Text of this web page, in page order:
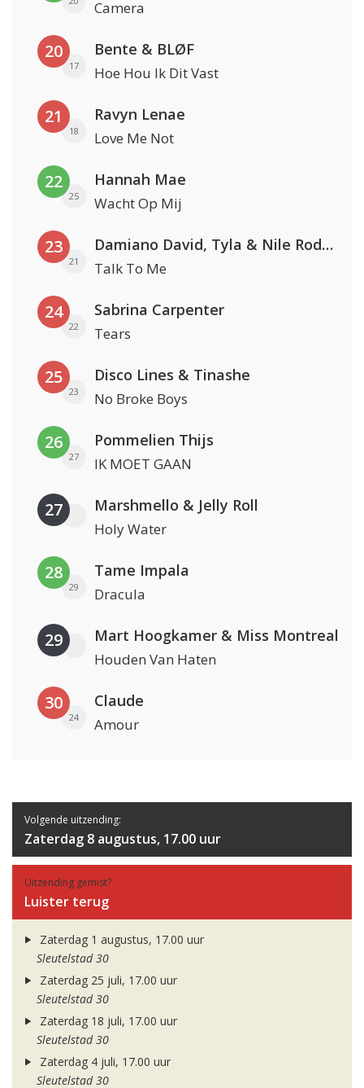
Camera
20
17
Bente & BLØF
Hoe Hou Ik Dit Vast
21
18
Ravyn Lenae
Love Me Not
22
25
Hannah Mae
Wacht Op Mij
23
21
Damiano David, Tyla & Nile Rodgers
Talk To Me
24
22
Sabrina Carpenter
Tears
25
23
Disco Lines & Tinashe
No Broke Boys
26
27
Pommelien Thijs
IK MOET GAAN
27 Marshmello & Jelly Roll
Holy Water
28
29
Tame Impala
Dracula
29 Mart Hoogkamer & Miss Montreal
Houden Van Haten
30
24
Claude
Amour
Volgende uitzending:
Zaterdag 8 augustus, 17.00 uur
Uitzending gemist?
Luister terug
Zaterdag 1 augustus, 17.00 uur
Sleutelstad 30
Zaterdag 25 juli, 17.00 uur
Sleutelstad 30
Zaterdag 18 juli, 17.00 uur
Sleutelstad 30
Zaterdag 4 juli, 17.00 uur
Sleutelstad 30